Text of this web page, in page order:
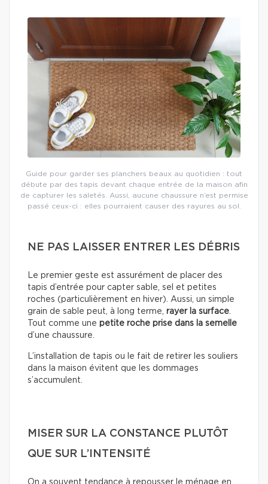
Guide pour garder ses planchers beaux au quotidien : tout
débute par des tapis devant chaque entrée de la maison afin
de capturer les saletés. Aussi, aucune chaussure n’est permise
passé ceux-ci : elles pourraient causer des rayures au sol.
NE PAS LAISSER ENTRER LES DÉBRIS
Le premier geste est assurément de placer des
tapis d’entrée pour capter sable, sel et petites
roches (particulièrement en hiver). Aussi, un simple
grain de sable peut, à long terme, rayer la surface
Tout comme une petite roche prise dans la semelle
d’une chaussure.
L’installation de tapis ou le fait de retirer les souliers
dans la maison évitent que les dommages
s’accumulent.
MISER SUR LA CONSTANCE PLUTÔT
QUE SUR L’INTENSITÉ
On a souvent tendance à repousser le ménage en